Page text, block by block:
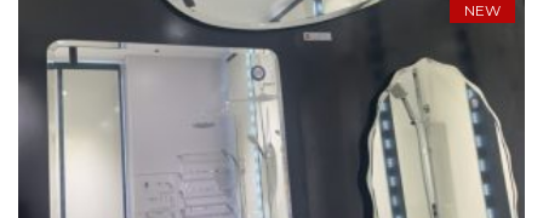
NEW